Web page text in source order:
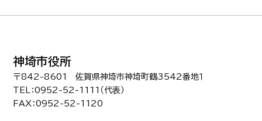
神埼市役所
〒842-8601 佐賀県神埼市神埼町鶴3542番地１
TEL：0952-52-1111（代表）
FAX：0952-52-1120